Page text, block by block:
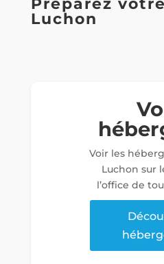
Préparez
Luchon
Voir les
Luchon sur
l’office de